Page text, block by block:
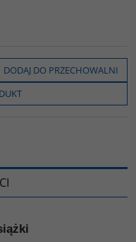
DODAJ DO PRZECHOWALNI